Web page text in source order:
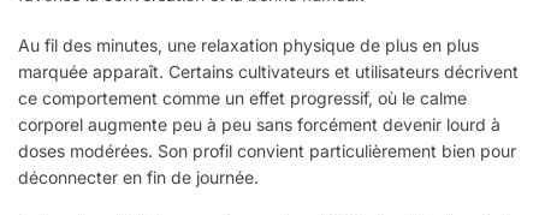
Au fil des minutes, une relaxation physique de plus en plus
marquée apparaît. Certains cultivateurs et utilisateurs décrivent
ce comportement comme un effet progressif, où le calme
corporel augmente peu à peu sans forcément devenir lourd à
doses modérées. Son profil convient particulièrement bien pour
déconnecter en fin de journée.